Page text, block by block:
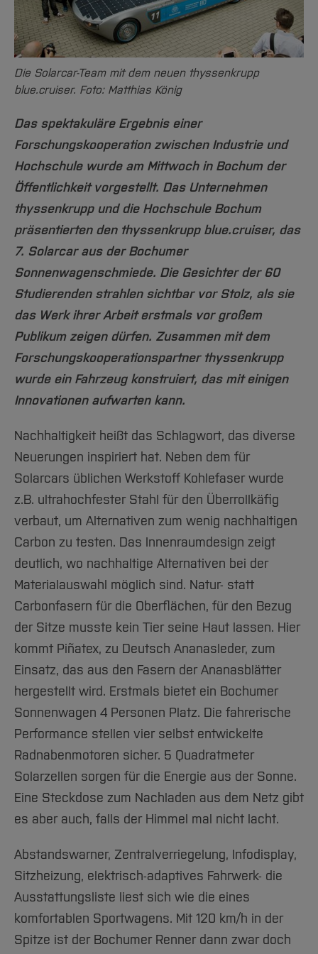
Arbeiten im FB G
Forschung und Projekte
International
Team
Service
Studiengänge
Studieninteressierte
Aktuelles
Studium
Fachgruppen
Forschung und Entwicklung
Team
Service
Amtliche Bekanntmachungen
Notfall-Infos
BO Shop
Familiengerechte Hochschule
Gleichstellung
Diskriminierungsfreie Hochschule
Vertretungen
Hochschulbibliothek
Hochschulkommunikation
International Office
Medienzentrum
Zentrale Studienberatung
Die Solarcar-Team mit dem neuen thyssenkrupp
blue.cruiser. Foto: Matthias König
Das spektakuläre Ergebnis einer
Forschungskooperation zwischen Industrie und
Hochschule wurde am Mittwoch in Bochum der
Öffentlichkeit vorgestellt. Das Unternehmen
thyssenkrupp und die Hochschule Bochum
präsentierten den thyssenkrupp blue.cruiser, das
7. Solarcar aus der Bochumer
Sonnenwagenschmiede. Die Gesichter der 60
Studierenden strahlen sichtbar vor Stolz, als sie
das Werk ihrer Arbeit erstmals vor großem
Publikum zeigen dürfen. Zusammen mit dem
Forschungskooperationspartner thyssenkrupp
wurde ein Fahrzeug konstruiert, das mit einigen
Innovationen aufwarten kann.
Nachhaltigkeit heißt das Schlagwort, das diverse
Neuerungen inspiriert hat. Neben dem für
Solarcars üblichen Werkstoff Kohlefaser wurde
z.B. ultrahochfester Stahl für den Überrollkäfig
verbaut, um Alternativen zum wenig nachhaltigen
Carbon zu testen. Das Innenraumdesign zeigt
deutlich, wo nachhaltige Alternativen bei der
Materialauswahl möglich sind. Natur- statt
Carbonfasern für die Oberflächen, für den Bezug
der Sitze musste kein Tier seine Haut lassen. Hier
kommt Piñatex, zu Deutsch Ananasleder, zum
Einsatz, das aus den Fasern der Ananasblätter
hergestellt wird. Erstmals bietet ein Bochumer
Sonnenwagen 4 Personen Platz. Die fahrerische
Performance stellen vier selbst entwickelte
Radnabenmotoren sicher. 5 Quadratmeter
Solarzellen sorgen für die Energie aus der Sonne.
Eine Steckdose zum Nachladen aus dem Netz gibt
es aber auch, falls der Himmel mal nicht lacht.
Abstandswarner, Zentralverriegelung, Infodisplay,
Sitzheizung, elektrisch-adaptives Fahrwerk- die
Ausstattungsliste liest sich wie die eines
komfortablen Sportwagens. Mit 120 km/h in der
Spitze ist der Bochumer Renner dann zwar doch